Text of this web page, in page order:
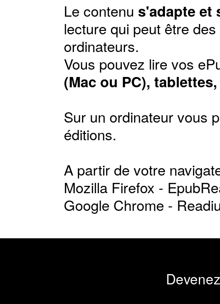
Le contenu s'adapte et
lecture qui peut être
ordinateurs.
Vous pouvez lire vos
(Mac ou PC),
Sur un ordinateur vous
éditions.
A partir de votre
Mozilla Firefox -
Google Chrome -